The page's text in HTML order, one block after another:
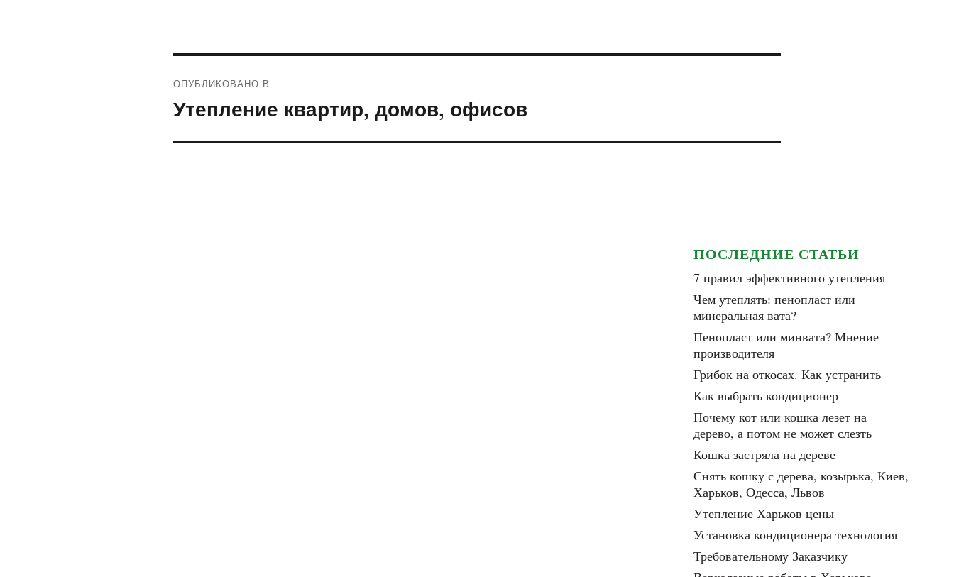
Навигация
по
записям
ОПУБЛИКОВАНО В
Утепление квартир, домов, офисов
ПОСЛЕДНИЕ СТАТЬИ
7 правил эффективного утепления
Чем утеплять: пенопласт или
минеральная вата?
Пенопласт или минвата? Мнение
производителя
Грибок на откосах. Как устранить
Как выбрать кондиционер
Почему кот или кошка лезет на
дерево, а потом не может слезть
Кошка застряла на дереве
Снять кошку с дерева, козырька, Киев,
Харьков, Одесса, Львов
Утепление Харьков цены
Установка кондиционера технология
Требовательному Заказчику